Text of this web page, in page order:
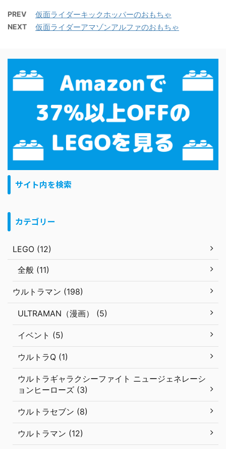
PREV 仮面ライダーキックホッパーのおもちゃ
NEXT 仮面ライダーアマゾンアルファのおもちゃ
サイト内を検索
カテゴリー
LEGO (12)
全般 (11)
ウルトラマン (198)
ULTRAMAN（漫画） (5)
イベント (5)
ウルトラQ (1)
ウルトラギャラクシーファイト ニュージェネレーシ
ョンヒーローズ (3)
ウルトラセブン (8)
ウルトラマン (12)